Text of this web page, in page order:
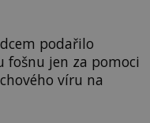
podařilo
jen za pomoci
víru na